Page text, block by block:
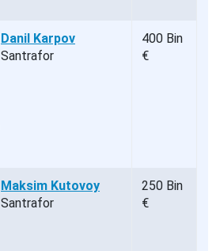
Danil Karpov
Santrafor
400 Bin
€
Maksim Kutovoy
Santrafor
250 Bin
€